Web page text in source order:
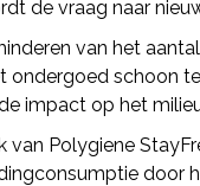
de vraag naar
van het
ondergoed schoon
impact op het
van Polygiene
door